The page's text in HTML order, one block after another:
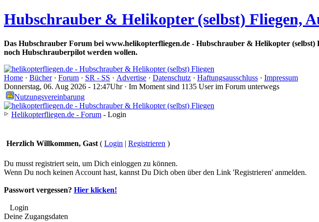
Hubschrauber & Helikopter (selbst) Fliegen,
Das Hubschrauber Forum bei www.helikopterfliegen.de - Hubschrauber & Helikopter
noch Hubschrauberpilot werden wollen.
Home · Bücher· Forum · SR - SS · Advertise · Datenschutz · Haftungsausschluss · Impressum
Donnerstag, 06. Aug 2026 - 12:47Uhr · Im Moment sind 1135 User im Forum unterwegs
Nutzungsvereinbarung
Helikopterfliegen.de - Forum - Login
Herzlich Willkommen, Gast ( Login | Registrieren )
Du musst registriert sein, um Dich einloggen zu können.
Wenn Du noch keinen Account hast, kannst Du Dich oben über den Link 'Registrieren' anmelden.
Passwort vergessen? Hier klicken!
Login
Deine Zugangsdaten